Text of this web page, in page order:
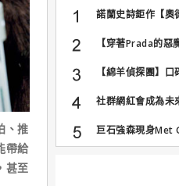
、推
帶給
甚至
諾蘭史詩鉅作【奧
【穿著Prada的惡
【綿羊偵探團】
社群網紅會成為未
巨石強森現身Met
子...